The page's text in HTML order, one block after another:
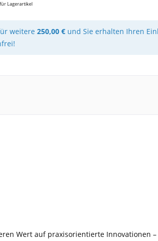
Lagerartikel
weitere250,00 € und Sie erhalten Ihren
Wert auf praxisorientierte Innovationen